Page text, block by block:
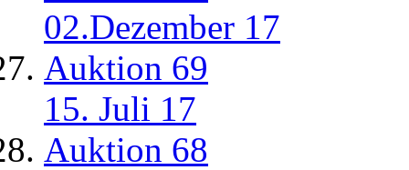
02.Dezember 17
Auktion 69
15. Juli 17
Auktion 68